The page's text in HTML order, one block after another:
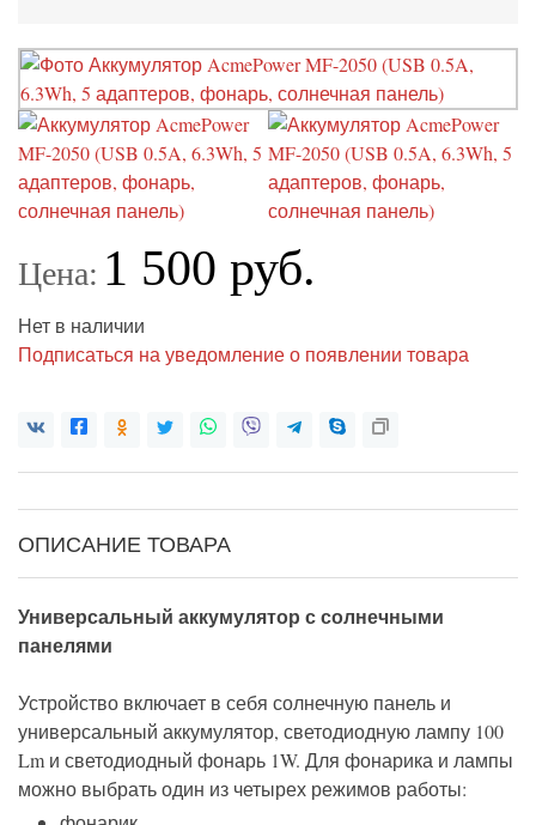
Цена: 1 500 руб.
Нет в наличии
Подписаться на уведомление о появлении товара
ОПИСАНИЕ ТОВАРА
Универсальный аккумулятор с солнечными
панелями
Устройство включает в себя солнечную панель и
универсальный аккумулятор, светодиодную лампу 100
Lm и светодиодный фонарь 1W. Для фонарика и лампы
можно выбрать один из четырех режимов работы: